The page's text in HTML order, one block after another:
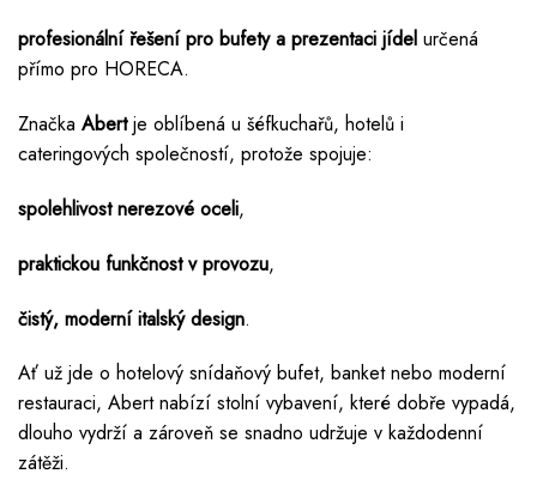
profesionální řešení pro bufety a prezentaci jídel určená
přímo pro HORECA.
Značka Abertje oblíbená u šéfkuchařů, hotelů i
cateringových společností, protože spojuje:
spolehlivost nerezové oceli,
praktickou funkčnost v provozu,
čistý, moderní italský design.
Ať už jde o hotelový snídaňový bufet, banket nebo moderní
restauraci, Abert nabízí stolní vybavení, které dobře vypadá,
dlouho vydrží a zároveň se snadno udržuje v každodenní
zátěži.